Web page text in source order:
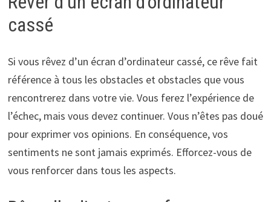
cassé
Si vous rêvez d’un écran d’ordinateur cassé, ce rêve fait
référence à tous les obstacles et obstacles que vous
rencontrerez dans votre vie. Vous ferez l’expérience de
l’échec, mais vous devez continuer. Vous n’êtes pas doué
pour exprimer vos opinions. En conséquence, vos
sentiments ne sont jamais exprimés. Efforcez-vous de
vous renforcer dans tous les aspects.